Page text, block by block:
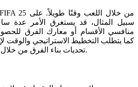
سبيل المثال، قد يستغرق الأمر عدة
منافسي الأقسام أو معارك الفرق
تحديات بناء الفرق من خلال جمع اللاعبين المطلوبين.